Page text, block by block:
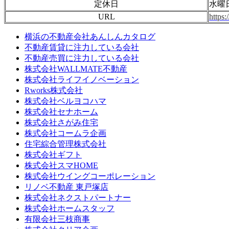
定休日
水曜
URL
横浜の不動産会社あんしんカタログ
不動産賃貸に注力している会社
不動産売買に注力している会社
株式会社WALLMATE不動産
株式会社ライフイノベーション
Rworks株式会社
株式会社ベルヨコハマ
株式会社セナホーム
株式会社さがみ住宅
株式会社コームラ企画
住宅綜合管理株式会社
株式会社ギフト
株式会社スマHOME
株式会社ウイングコーポレーション
リノベ不動産 東戸塚店
株式会社ネクストパートナー
株式会社ホームスタッフ
有限会社三枝商事